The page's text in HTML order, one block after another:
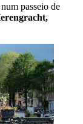
passeio de